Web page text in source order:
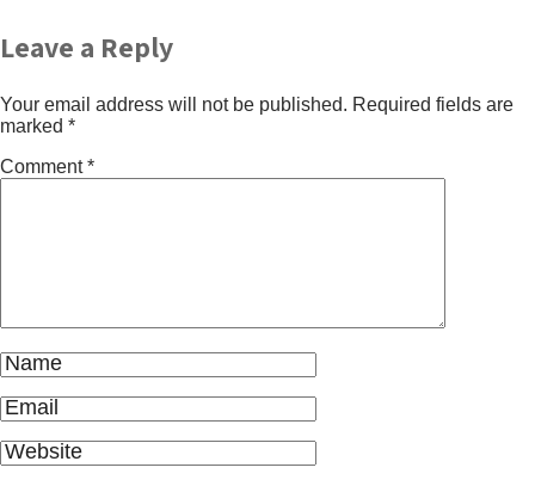
Leave a Reply
Your email address will not be published. Required fields are
marked *
Comment*